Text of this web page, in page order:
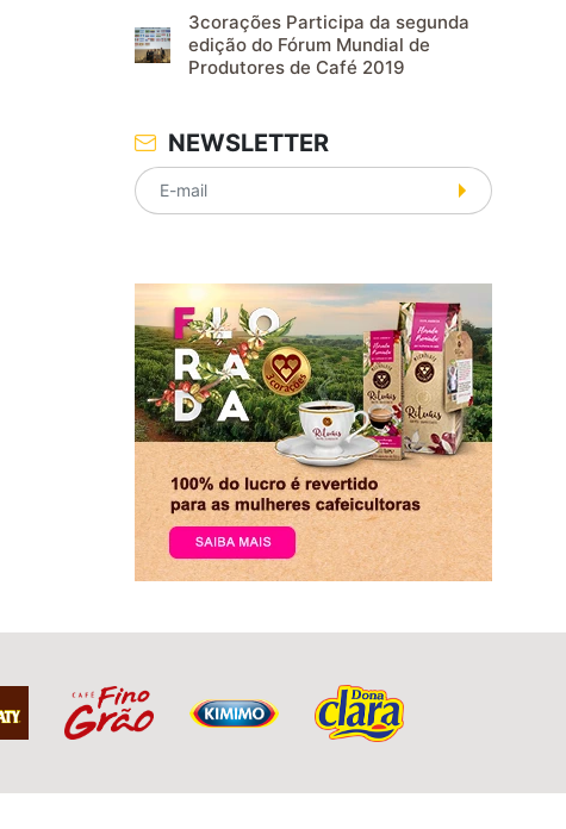
3corações Participa da segunda
edição do Fórum Mundial de
Produtores de Café 2019
NEWSLETTER